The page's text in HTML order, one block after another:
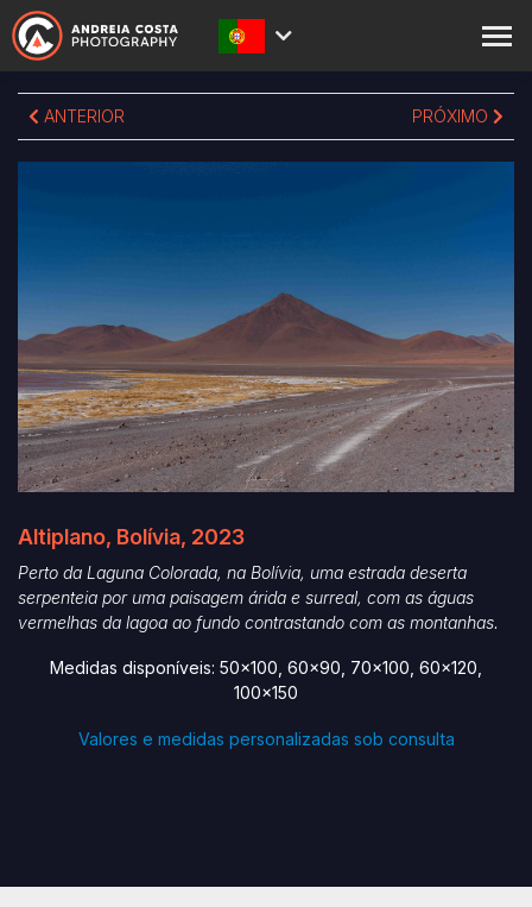
SOBRE
EXPEDIÇÕES
CONTACTOS
ANTERIOR PRÓXIMO
Altiplano, Bolívia, 2023
Perto da Laguna Colorada, na Bolívia, uma estrada deserta
serpenteia por uma paisagem árida e surreal, com as águas
vermelhas da lagoa ao fundo contrastando com as montanhas.
Medidas disponíveis: 50x100, 60x90, 70x100, 60x120,
100x150
Valores e medidas personalizadas sob consulta